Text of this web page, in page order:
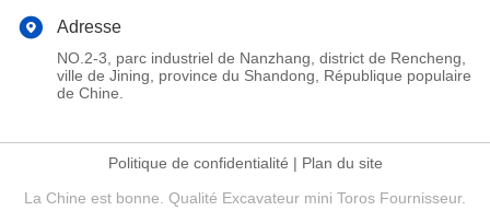
Adresse
NO.2-3, parc industriel de Nanzhang, district de Rencheng,
ville de Jining, province du Shandong, République populaire
de Chine.
Politique de confidentialité | Plan du site
La Chine est bonne. Qualité Excavateur mini Toros Fournisseur.